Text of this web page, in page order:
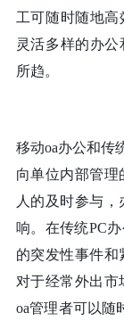
工可随时随地高
灵活多样的办
所趋。
移动oa办公和传
向单位内部管
人的及时参与
响。在传统PC
的突发性事件
对于经常外出市
oa管理者可以随